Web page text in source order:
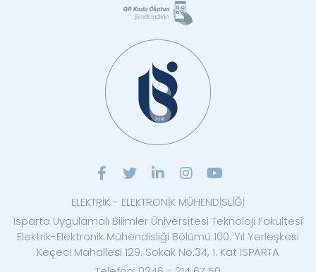
ELEKTRİK - ELEKTRONİK MÜHENDİSLİĞİ
Isparta Uygulamalı Bilimler Üniversitesi Teknoloji Fakültesi
Elektrik-Elektronik Mühendisliği Bölümü 100. Yıl Yerleşkesi
Keçeci Mahallesi 129. Sokak No:34, 1. Kat ISPARTA